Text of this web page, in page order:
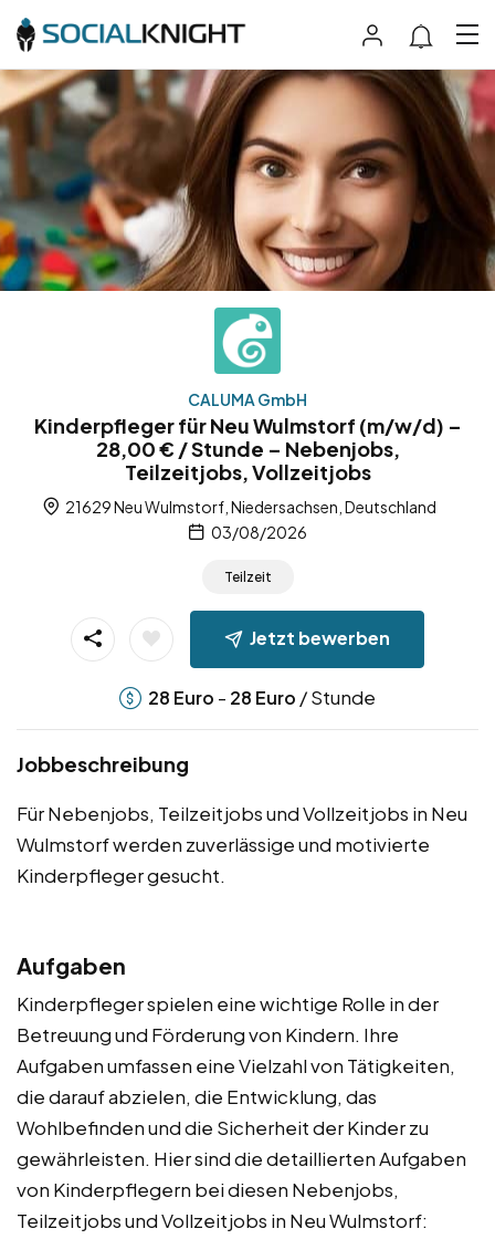
CALUMA GmbH
Kinderpfleger für Neu Wulmstorf (m/w/d) –
28,00 € / Stunde – Nebenjobs,
Teilzeitjobs, Vollzeitjobs
21629 Neu Wulmstorf, Niedersachsen, Deutschland
03/08/2026
Teilzeit
Jetzt bewerben
28 Euro - 28 Euro / Stunde
Jobbeschreibung
Für Nebenjobs, Teilzeitjobs und Vollzeitjobs in Neu
Wulmstorf werden zuverlässige und motivierte
Kinderpfleger gesucht.
Aufgaben
Kinderpfleger spielen eine wichtige Rolle in der
Betreuung und Förderung von Kindern. Ihre
Aufgaben umfassen eine Vielzahl von Tätigkeiten,
die darauf abzielen, die Entwicklung, das
Wohlbefinden und die Sicherheit der Kinder zu
gewährleisten. Hier sind die detaillierten Aufgaben
von Kinderpflegern bei diesen Nebenjobs,
Teilzeitjobs und Vollzeitjobs in Neu Wulmstorf: